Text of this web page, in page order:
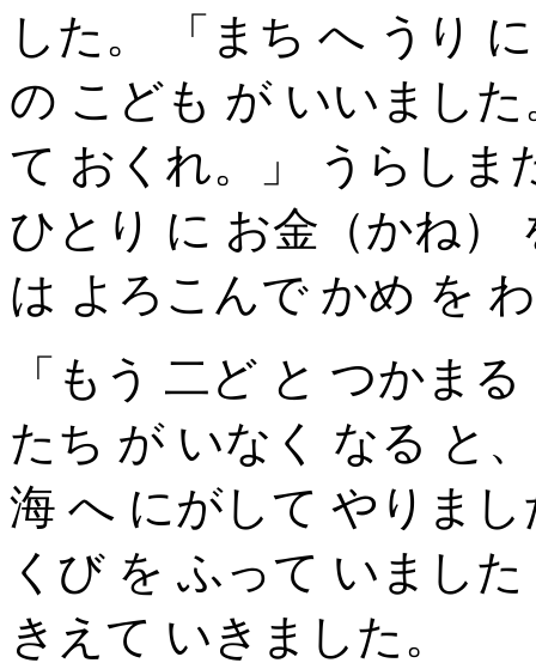
した。 「まち へ うり
の こども が いいまし
て おくれ。」 うらしま
ひとり に お金（かね）
は よろこんで かめ を
「もう 二ど と つかま
たち が いなく なる と
海 へ にがして やりま
くび を ふって いまし
きえて いきました。